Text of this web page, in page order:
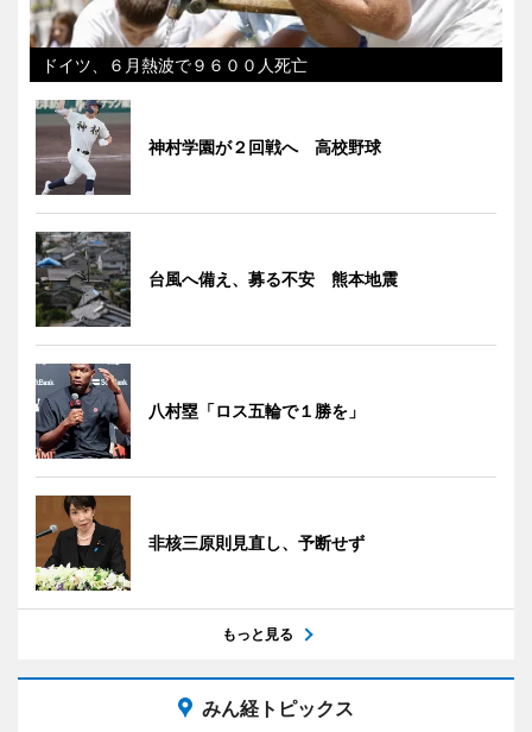
ドイツ、６月熱波で９６００人死亡
神村学園が２回戦へ 高校野球
台風へ備え、募る不安 熊本地震
八村塁「ロス五輪で１勝を」
非核三原則見直し、予断せず
もっと見る
みん経トピックス